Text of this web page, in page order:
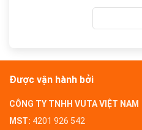
Được vận hành bởi
CÔNG TY TNHH VUTA VIỆT NAM
MST: 4201 926 542